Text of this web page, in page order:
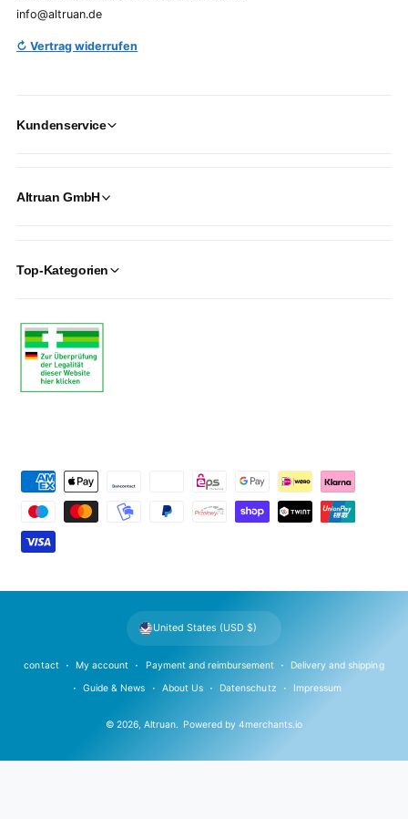
info@altruan.de
↻ Vertrag widerrufen
Kundenservice
Altruan GmbH
Top-Kategorien
m
n
© 2026,Altruan. Powered by 4merchants.io
contact My account Payment and reimbursement Delivery and shipping
Guide & News About Us Datenschutz Impressum
United States (USD $)